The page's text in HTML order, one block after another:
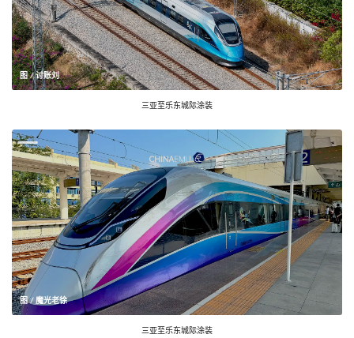
图 / 讨账刘
三亚至乐东城际涂装
图 / 魔光老徐
三亚至乐东城际涂装